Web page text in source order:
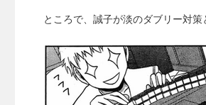
ところで、誠子が淡のダブリー対策